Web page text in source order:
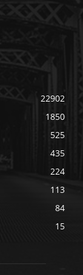
22902
1850
525
435
224
113
84
15